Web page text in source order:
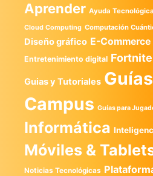
Aprender Ayuda Tecnológica
Cloud Computing Computación
Diseño gráfico E-Commerce
Entretenimiento digital Fortnite
Guias y Tutoriales
Campus Guías para
Informática
Móviles &
Noticias Tecnológicas